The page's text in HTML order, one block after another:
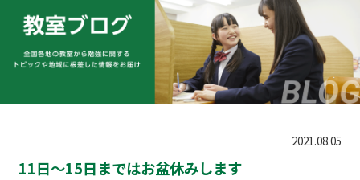
2021.08.05
11日～15日まではお盆休みします